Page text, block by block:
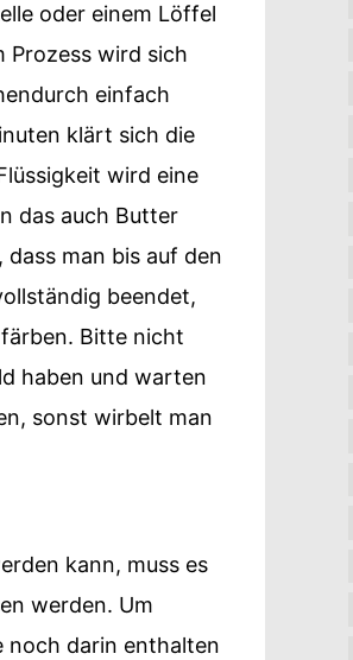
oder einem Löffel
Prozess wird sich
einfach
klärt sich die
wird eine
das auch Butter
man bis auf den
beendet,
Bitte nicht
haben und warten
sonst wirbelt man
kann, muss es
werden. Um
noch darin enthalten